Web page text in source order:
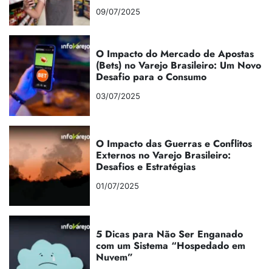
09/07/2025
O Impacto do Mercado de Apostas
(Bets) no Varejo Brasileiro: Um Novo
Desafio para o Consumo
03/07/2025
O Impacto das Guerras e Conflitos
Externos no Varejo Brasileiro:
Desafios e Estratégias
01/07/2025
5 Dicas para Não Ser Enganado
com um Sistema “Hospedado em
Nuvem”